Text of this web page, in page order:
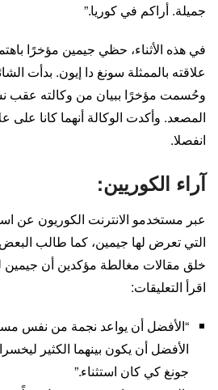
جميلة. أراكم في كوريا.”
في هذه الأثناء، حظي جيمين مؤخرًا
وحُسمت مؤخرًا ببيان من وكالته عقب
المصعد. وأكدت الوكالة أنهما كانا على
انفصلا.
آراء الكوريين:
عبر مستخدمو الانترنت الكوريون عن
التي تعرض لها جيمين، كما طالب
خلق مقالات مغالطة مؤكدين أن جيمين
اقرأ التعليقات:
“الأفضل أن يواعد نجمة من نفس
الأفضل أن يكون بينهما الكثير
جونغ كي كان استثناء.”